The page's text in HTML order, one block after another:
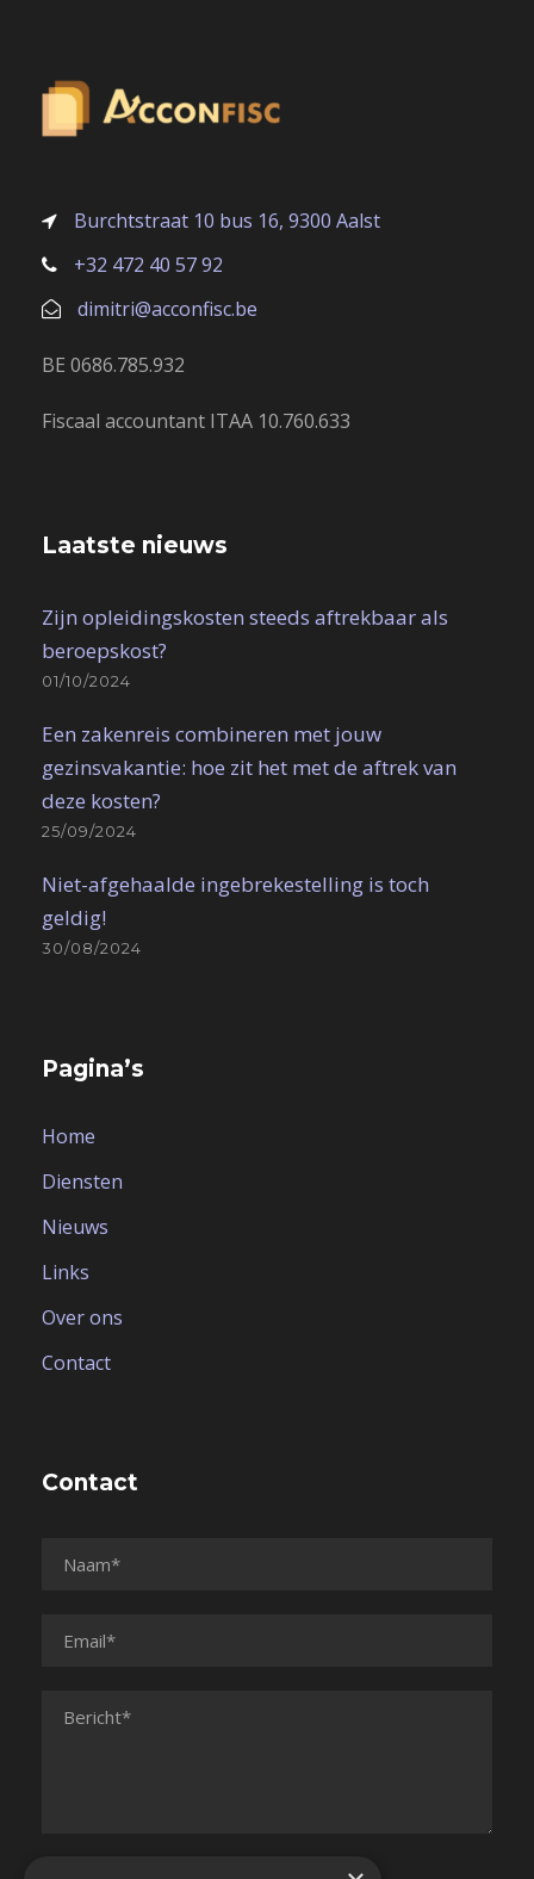
Burchtstraat 10 bus 16, 9300 Aalst
+32 472 40 57 92
dimitri@acconfisc.be
BE 0686.785.932
Fiscaal accountant ITAA 10.760.633
Laatste nieuws
Zijn opleidingskosten steeds aftrekbaar als
beroepskost?
01/10/2024
Een zakenreis combineren met jouw
gezinsvakantie: hoe zit het met de aftrek van
deze kosten?
25/09/2024
Niet-afgehaalde ingebrekestelling is toch
geldig!
30/08/2024
Pagina’s
Home
Diensten
Nieuws
Links
Over ons
Contact
Contact